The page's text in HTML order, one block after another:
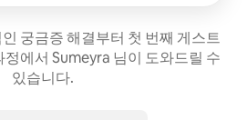
궁금증 해결부터 첫 번째 게스트
에서 Sumeyra 님이 도와드릴 수
있습니다.